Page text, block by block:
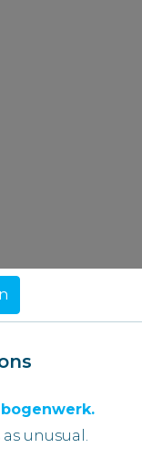
unusual.